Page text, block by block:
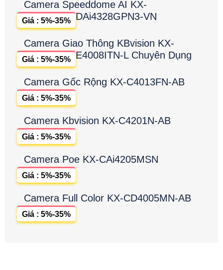
Camera Speeddome AI KX-
DAi4328GPN3-VN
Giá : 5%-35%
Camera Giao Thông KBvision KX-
E4008ITN-L Chuyên Dụng
Giá : 5%-35%
Camera Gốc Rộng KX-C4013FN-AB
Giá : 5%-35%
Camera Kbvision KX-C4201N-AB
Giá : 5%-35%
Camera Poe KX-CAi4205MSN
Giá : 5%-35%
Camera Full Color KX-CD4005MN-AB
Giá : 5%-35%